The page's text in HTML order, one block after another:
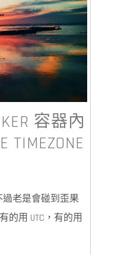
容器內
TIMEZONE
過老是會碰到歪果
的用 UTC，有的用